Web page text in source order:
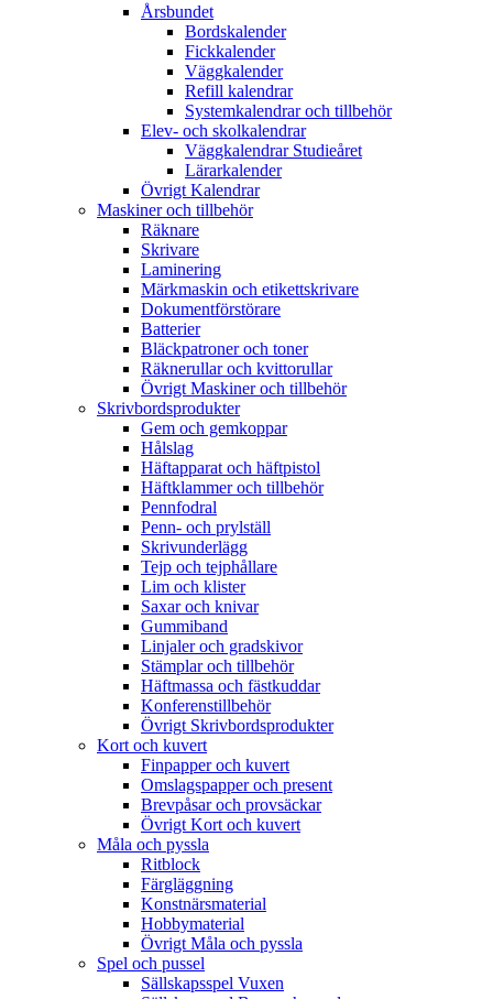
Årsbundet
Bordskalender
Fickkalender
Väggkalender
Refill kalendrar
Systemkalendrar och tillbehör
Elev- och skolkalendrar
Väggkalendrar Studieåret
Lärarkalender
Övrigt Kalendrar
Maskiner och tillbehör
Räknare
Skrivare
Laminering
Märkmaskin och etikettskrivare
Dokumentförstörare
Batterier
Bläckpatroner och toner
Räknerullar och kvittorullar
Övrigt Maskiner och tillbehör
Skrivbordsprodukter
Gem och gemkoppar
Hålslag
Häftapparat och häftpistol
Häftklammer och tillbehör
Pennfodral
Penn- och prylställ
Skrivunderlägg
Tejp och tejphållare
Lim och klister
Saxar och knivar
Gummiband
Linjaler och gradskivor
Stämplar och tillbehör
Häftmassa och fästkuddar
Konferenstillbehör
Övrigt Skrivbordsprodukter
Kort och kuvert
Finpapper och kuvert
Omslagspapper och present
Brevpåsar och provsäckar
Övrigt Kort och kuvert
Måla och pyssla
Ritblock
Färgläggning
Konstnärsmaterial
Hobbymaterial
Övrigt Måla och pyssla
Spel och pussel
Sällskapsspel Vuxen